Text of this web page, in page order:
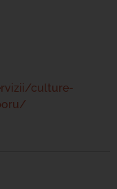
culture-